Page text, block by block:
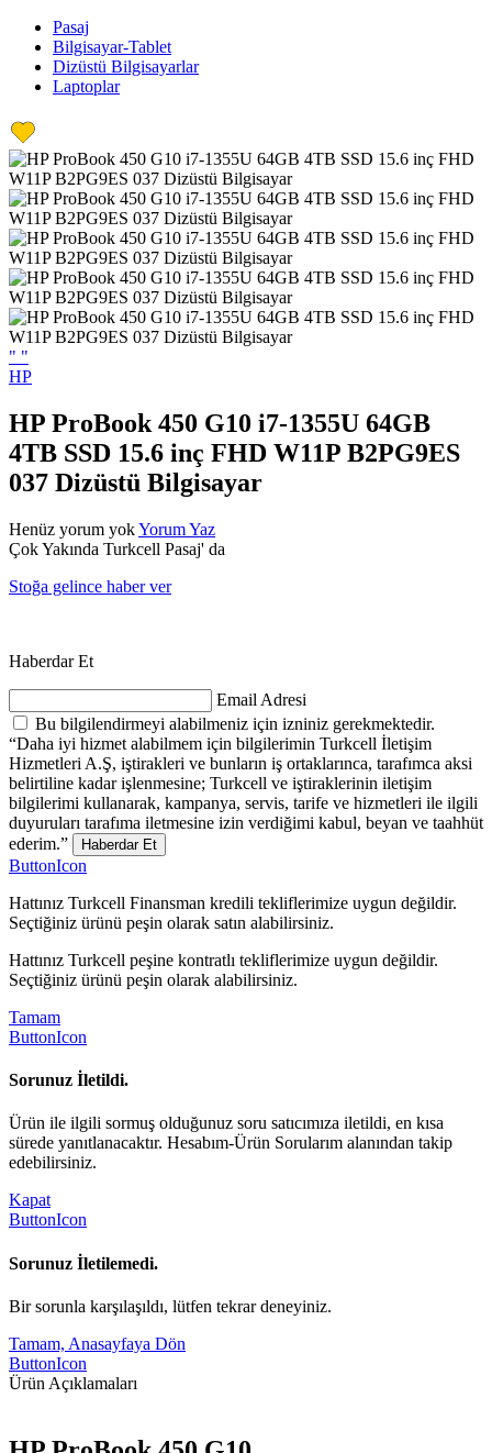
Pasaj
Bilgisayar-Tablet
Dizüstü Bilgisayarlar
Laptoplar
" "
HP
HP ProBook 450 G10 i7-1355U 64GB
4TB SSD 15.6 inç FHD W11P B2PG9ES
037 Dizüstü Bilgisayar
Henüz yorum yokYorum Yaz
Çok Yakında Turkcell Pasaj' da
Stoğa gelince haber ver
Haberdar Et
Email Adresi
Bu bilgilendirmeyi alabilmeniz için izniniz gerekmektedir.
“Daha iyi hizmet alabilmem için bilgilerimin Turkcell İletişim
Hizmetleri A.Ş, iştirakleri ve bunların iş ortaklarınca, tarafımca aksi
belirtiline kadar işlenmesine; Turkcell ve iştiraklerinin iletişim
bilgilerimi kullanarak, kampanya, servis, tarife ve hizmetleri ile ilgili
duyuruları tarafıma iletmesine izin verdiğimi kabul, beyan ve taahhüt
ederim.”
Haberdar Et
ButtonIcon
Hattınız Turkcell Finansman kredili tekliflerimize uygun değildir.
Seçtiğiniz ürünü peşin olarak satın alabilirsiniz.
Hattınız Turkcell peşine kontratlı tekliflerimize uygun değildir.
Seçtiğiniz ürünü peşin olarak alabilirsiniz.
Tamam
ButtonIcon
Sorunuz İletildi.
Ürün ile ilgili sormuş olduğunuz soru satıcımıza iletildi, en kısa
sürede yanıtlanacaktır. Hesabım-Ürün Sorularım alanından takip
edebilirsiniz.
Kapat
ButtonIcon
Sorunuz İletilemedi.
Bir sorunla karşılaşıldı, lütfen tekrar deneyiniz.
Tamam, Anasayfaya Dön
ButtonIcon
Ürün Açıklamaları